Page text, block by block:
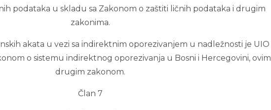
podataka u skladu sa Zakonom o zaštiti ličnih podataka i drugim
zakonima.
akata u vezi sa indirektnim oporezivanjem u nadležnosti je UIO
o sistemu indirektnog oporezivanja u Bosni i Hercegovini,
drugim zakonom.
Član 7